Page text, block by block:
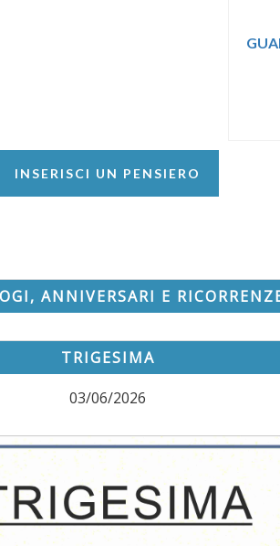
INSERISCI UN PENSIERO
ANNIVERSARI E
TRIGESIMA
03/06/2026